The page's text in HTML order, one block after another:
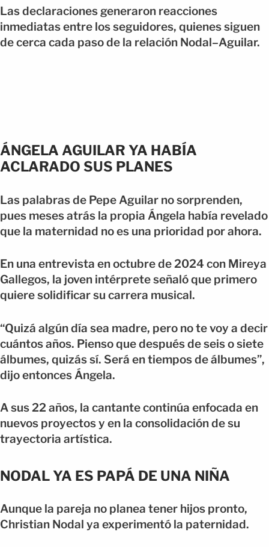
Las declaraciones generaron reacciones
inmediatas entre los seguidores, quienes siguen
de cerca cada paso de la relación Nodal–Aguilar.
ÁNGELA AGUILAR YA HABÍA
ACLARADO SUS PLANES
Las palabras de Pepe Aguilar no sorprenden,
pues meses atrás la propia Ángela había revelado
que la maternidad no es una prioridad por ahora.
En una entrevista en octubre de 2024 con Mireya
Gallegos, la joven intérprete señaló que primero
quiere solidificar su carrera musical.
“Quizá algún día sea madre, pero no te voy a decir
cuántos años. Pienso que después de seis o siete
álbumes, quizás sí. Será en tiempos de álbumes”,
dijo entonces Ángela.
A sus 22 años, la cantante continúa enfocada en
nuevos proyectos y en la consolidación de su
trayectoria artística.
NODAL YA ES PAPÁ DE UNA NIÑA
Aunque la pareja no planea tener hijos pronto,
Christian Nodal ya experimentó la paternidad.